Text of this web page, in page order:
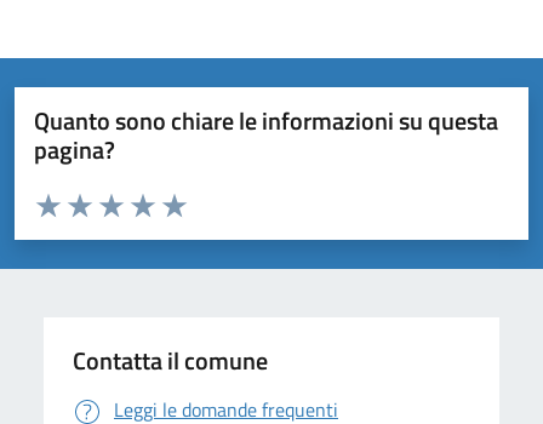
Quanto sono chiare le informazioni su questa
pagina?
Domanda
Valuta da 1 a 5 stelle la pagina
Valuta 5 stelle su 5
Valuta 4 stelle su 5
Valuta 3 stelle su 5
Valuta 2 stelle su 5
Valuta 1 stelle su 5
Contatta il comune
Leggi le domande frequenti